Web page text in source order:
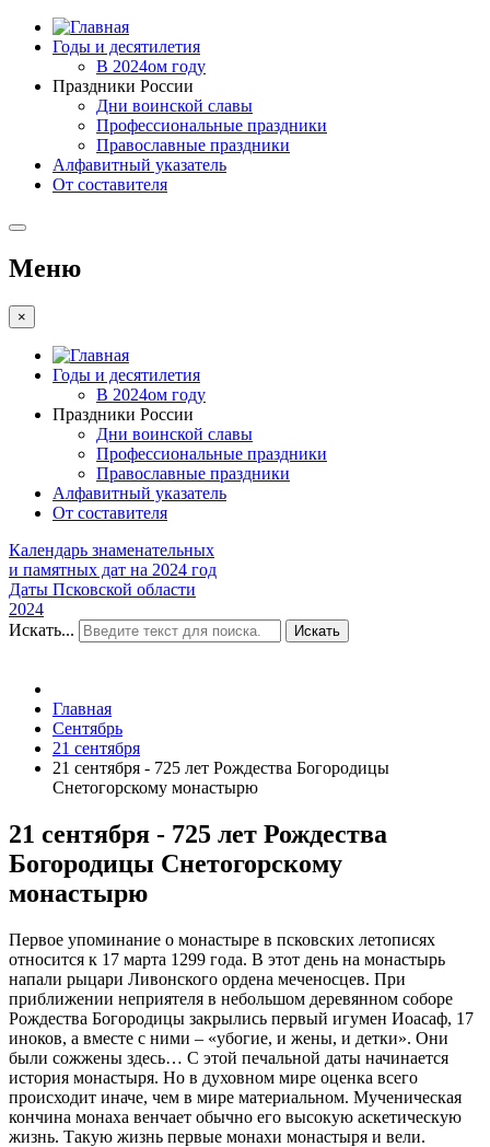
Годы и десятилетия
В 2024ом году
Праздники России
Дни воинской славы
Профессиональные праздники
Православные праздники
Алфавитный указатель
От составителя
Меню
×
Годы и десятилетия
В 2024ом году
Праздники России
Дни воинской славы
Профессиональные праздники
Православные праздники
Алфавитный указатель
От составителя
Календарь знаменательных
и памятных дат на 2024 год
Даты Псковской области
2024
Искать...
Искать
Главная
Сентябрь
21 сентября
21 сентября - 725 лет Рождества Богородицы
Снетогорскому монастырю
21 сентября - 725 лет Рождества
Богородицы Снетогорскому
монастырю
Первое упоминание о монастыре в псковских летописях
относится к 17 марта 1299 года. В этот день на монастырь
напали рыцари Ливонского ордена меченосцев. При
приближении неприятеля в небольшом деревянном соборе
Рождества Богородицы закрылись первый игумен Иоасаф, 17
иноков, а вместе с ними – «убогие, и жены, и детки». Они
были сожжены здесь… С этой печальной даты начинается
история монастыря. Но в духовном мире оценка всего
происходит иначе, чем в мире материальном. Мученическая
кончина монаха венчает обычно его высокую аскетическую
жизнь. Такую жизнь первые монахи монастыря и вели.